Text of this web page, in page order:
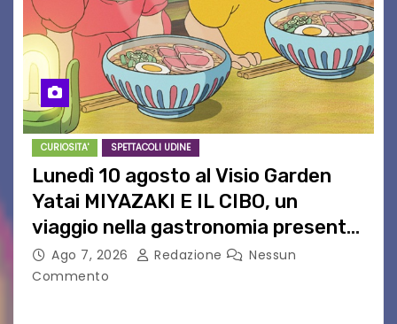
CURIOSITA' SPETTACOLI UDINE
Lunedì 10 agosto al Visio Garden
Yatai MIYAZAKI E IL CIBO, un
viaggio nella gastronomia presente
nei film di Hayao Miyazaki!
Ago 7, 2026 Redazione
Nessun
Commento